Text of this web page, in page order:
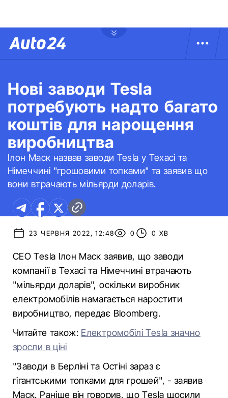
Нові заводи Tesla
потребують надто багато
коштів для нарощення
виробництва
Ілон Маск назвав заводи Tesla у Техасі та
Німеччині "грошовими топками" та заявив що
вони втрачають мільярди доларів.
23 ЧЕРВНЯ 2022, 12:48 0 0 ХВ
СЕО Tesla Ілон Маск заявив, що заводи
компанії в Техасі та Німеччині втрачають
"мільярди доларів", оскільки виробник
електромобілів намагається наростити
виробництво, передає Bloomberg.
Читайте також: Електромобілі Tesla значно
зросли в ціні
"Заводи в Берліні та Остіні зараз є
гігантськими топками для грошей", - заявив
Маск. Раніше він говорив, що Tesla щосили